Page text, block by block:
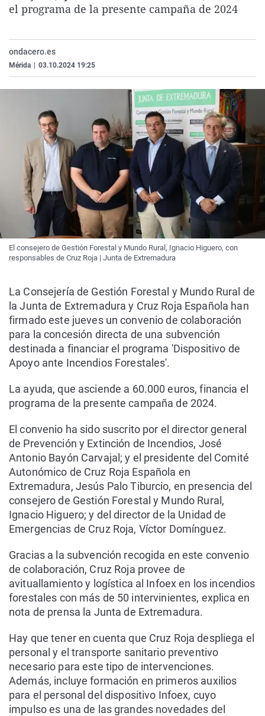
La rosa de los vientos
Caso
Extremadura
País Vasco
Virales
el programa de la presente campaña de 2024
ondacero.es
Mérida 03.10.2024 19:25
El consejero de Gestión Forestal y Mundo Rural, Ignacio Higuero, con
responsables de Cruz Roja | Junta de Extremadura
La Consejería de Gestión Forestal y Mundo Rural de
la Junta de Extremadura y Cruz Roja Española han
firmado este jueves un convenio de colaboración
para la concesión directa de una subvención
destinada a financiar el programa 'Dispositivo de
Apoyo ante Incendios Forestales'.
La ayuda, que asciende a 60.000 euros, financia el
programa de la presente campaña de 2024.
El convenio ha sido suscrito por el director general
de Prevención y Extinción de Incendios, José
Antonio Bayón Carvajal; y el presidente del Comité
Autonómico de Cruz Roja Española en
Extremadura, Jesús Palo Tiburcio, en presencia del
consejero de Gestión Forestal y Mundo Rural,
Ignacio Higuero; y del director de la Unidad de
Emergencias de Cruz Roja, Víctor Domínguez.
Gracias a la subvención recogida en este convenio
de colaboración, Cruz Roja provee de
avituallamiento y logística al Infoex en los incendios
forestales con más de 50 intervinientes, explica en
nota de prensa la Junta de Extremadura.
Hay que tener en cuenta que Cruz Roja despliega el
personal y el transporte sanitario preventivo
necesario para este tipo de intervenciones.
Además, incluye formación en primeros auxilios
para el personal del dispositivo Infoex, cuyo
impulso es una de las grandes novedades del